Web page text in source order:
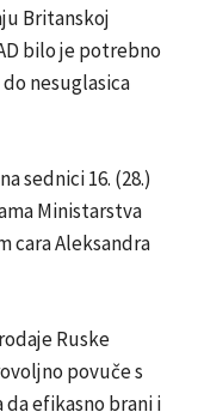
Britanskoj
bilo je potrebno
nesuglasica
sednici 16. (28.)
Ministarstva
cara Aleksandra
Ruske
povuče s
efikasno brani i